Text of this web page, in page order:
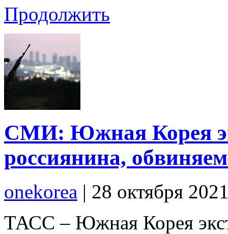
Продолжить
СМИ: Южная Корея
россиянина,
onekorea | 28 октября
ТАСС – Южная Корея